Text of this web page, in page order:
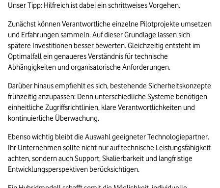
Unser Tipp: Hilfreich ist dabei ein schrittweises Vorgehen.
Zunächst können Verantwortliche einzelne Pilotprojekte umsetzen
und Erfahrungen sammeln. Auf dieser Grundlage lassen sich
spätere Investitionen besser bewerten. Gleichzeitig entsteht im
Optimalfall ein genaueres Verständnis für technische
Abhängigkeiten und organisatorische Anforderungen.
Darüber hinaus empfiehlt es sich, bestehende Sicherheitskonzepte
frühzeitig anzupassen: Denn unterschiedliche Systeme benötigen
einheitliche Zugriffsrichtlinien, klare Verantwortlichkeiten und
kontinuierliche Überwachung.
Ebenso wichtig bleibt die Auswahl geeigneter Technologiepartner.
Ihr Unternehmen sollte nicht nur auf technische Leistungsfähigkeit
achten, sondern auch Support, Skalierbarkeit und langfristige
Entwicklungsperspektiven berücksichtigen.